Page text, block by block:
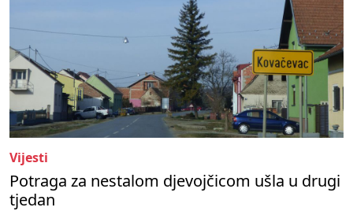
Vijesti
Potraga za nestalom djevojčicom ušla u drugi
tjedan